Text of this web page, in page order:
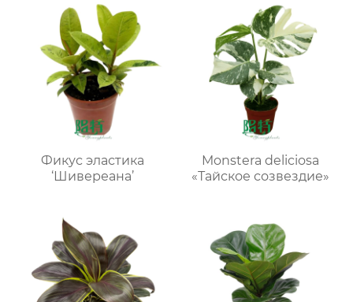
Фикус эластика
‘Шивереана’
Monstera deliciosa
«Тайское созвездие»